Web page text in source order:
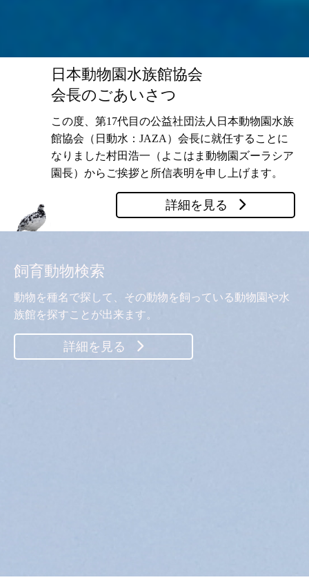
日本動物園水族館協会
会長のごあいさつ
この度、第17代目の公益社団法人日本動物園水族
館協会（日動水：JAZA）会長に就任することに
なりました村田浩一（よこはま動物園ズーラシア
園長）からご挨拶と所信表明を申し上げます。
詳細を見る
飼育動物検索
動物を種名で探して、その動物を飼っている動物園や水
族館を探すことが出来ます。
詳細を見る